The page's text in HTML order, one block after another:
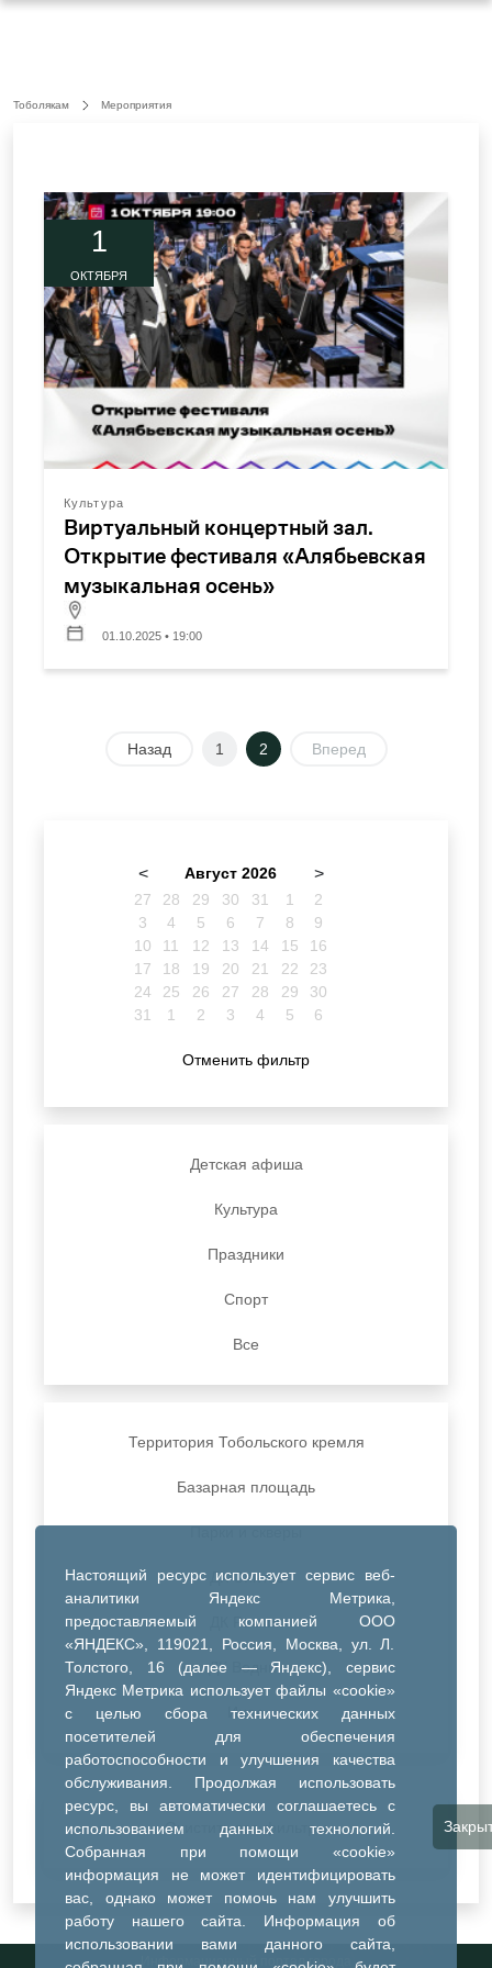
Настоящий ресурс использует сервис веб-
аналитики Яндекс Метрика,
предоставляемый компанией ООО
«ЯНДЕКС», 119021, Россия, Москва, ул. Л.
Толстого, 16 (далее — Яндекс), сервис
Яндекс Метрика использует файлы «cookie»
с целью сбора технических данных
посетителей для обеспечения
работоспособности и улучшения качества
обслуживания. Продолжая использовать
ресурс, вы автоматически соглашаетесь с
использованием данных технологий.
Собранная при помощи «cookie»
информация не может идентифицировать
вас, однако может помочь нам улучшить
работу нашего сайта. Информация об
использовании вами данного сайта,
Тоболякам Мероприятия
1
ОКТЯБРЯ
Культура
Виртуальный концертный зал.
Открытие фестиваля «Алябьевская
музыкальная осень»
01.10.2025 • 19:00
Назад 1 2 Вперед
< Август 2026 >
27 28 29 30 31 1
2
3
4 5 6 7 8
9
10
11 12 13 14 15
16
17
18 19 20 21 22
23
24
25 26 27 28 29
30
31
1 2 3 4 5 6
Отменить фильтр
Детская афиша
Культура
Праздники
Спорт
Все
Территория Тобольского кремля
Базарная площадь
ДК Синтез
ДК Речник
ДК Водник
Иное
Очистить все фильтры
Информационный портал города